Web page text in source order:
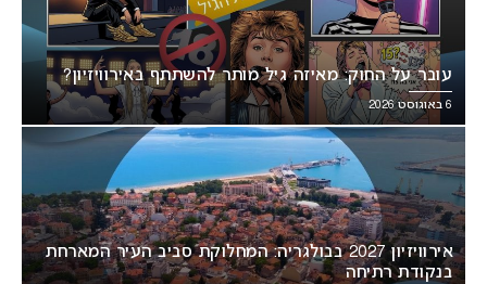
עובר על החוק: מאיזה גיל מותר להשתתף באירוויזיון?
6 באוגוסט 2026
אירוויזיון 2027 בבולגריה: המחלוקת סביב העיר המארחת
בנקודת רתיחה